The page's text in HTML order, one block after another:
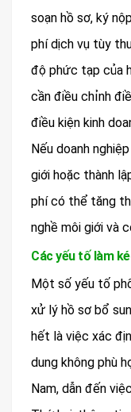
soạn hồ sơ, ký
phí dịch vụ tùy
độ phức tạp của
cần điều chỉnh
điều kiện kinh
Nếu doanh
giới hoặc thành
phí có thể tăng
nghề môi giới và
Các yếu tố làm
Một số yếu tố
xử lý hồ sơ bổ
hết là việc xác
dung không phù
Nam, dẫn đến